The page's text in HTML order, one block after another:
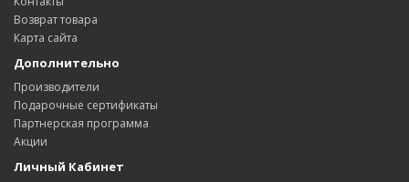
Возврат товара
Карта сайта
Дополнительно
Производители
Подарочные сертификаты
Партнерская программа
Акции
Личный Кабинет